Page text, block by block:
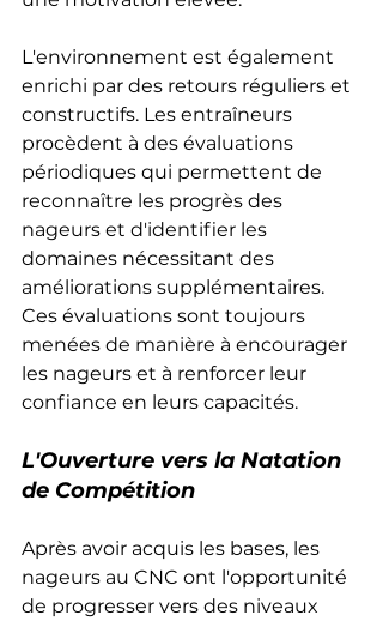
L'environnement est également
enrichi par des retours réguliers et
constructifs. Les entraîneurs
procèdent à des évaluations
périodiques qui permettent de
reconnaître les progrès des
nageurs et d'identifier les
domaines nécessitant des
améliorations supplémentaires.
Ces évaluations sont toujours
menées de manière à encourager
les nageurs et à renforcer leur
confiance en leurs capacités.
L'Ouverture vers la Natation
de Compétition
Après avoir acquis les bases, les
nageurs au CNC ont l'opportunité
de progresser vers des niveaux